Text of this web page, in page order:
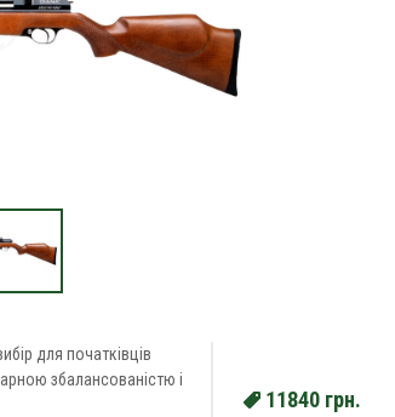
для початківців
збалансованістю і
11840 грн.